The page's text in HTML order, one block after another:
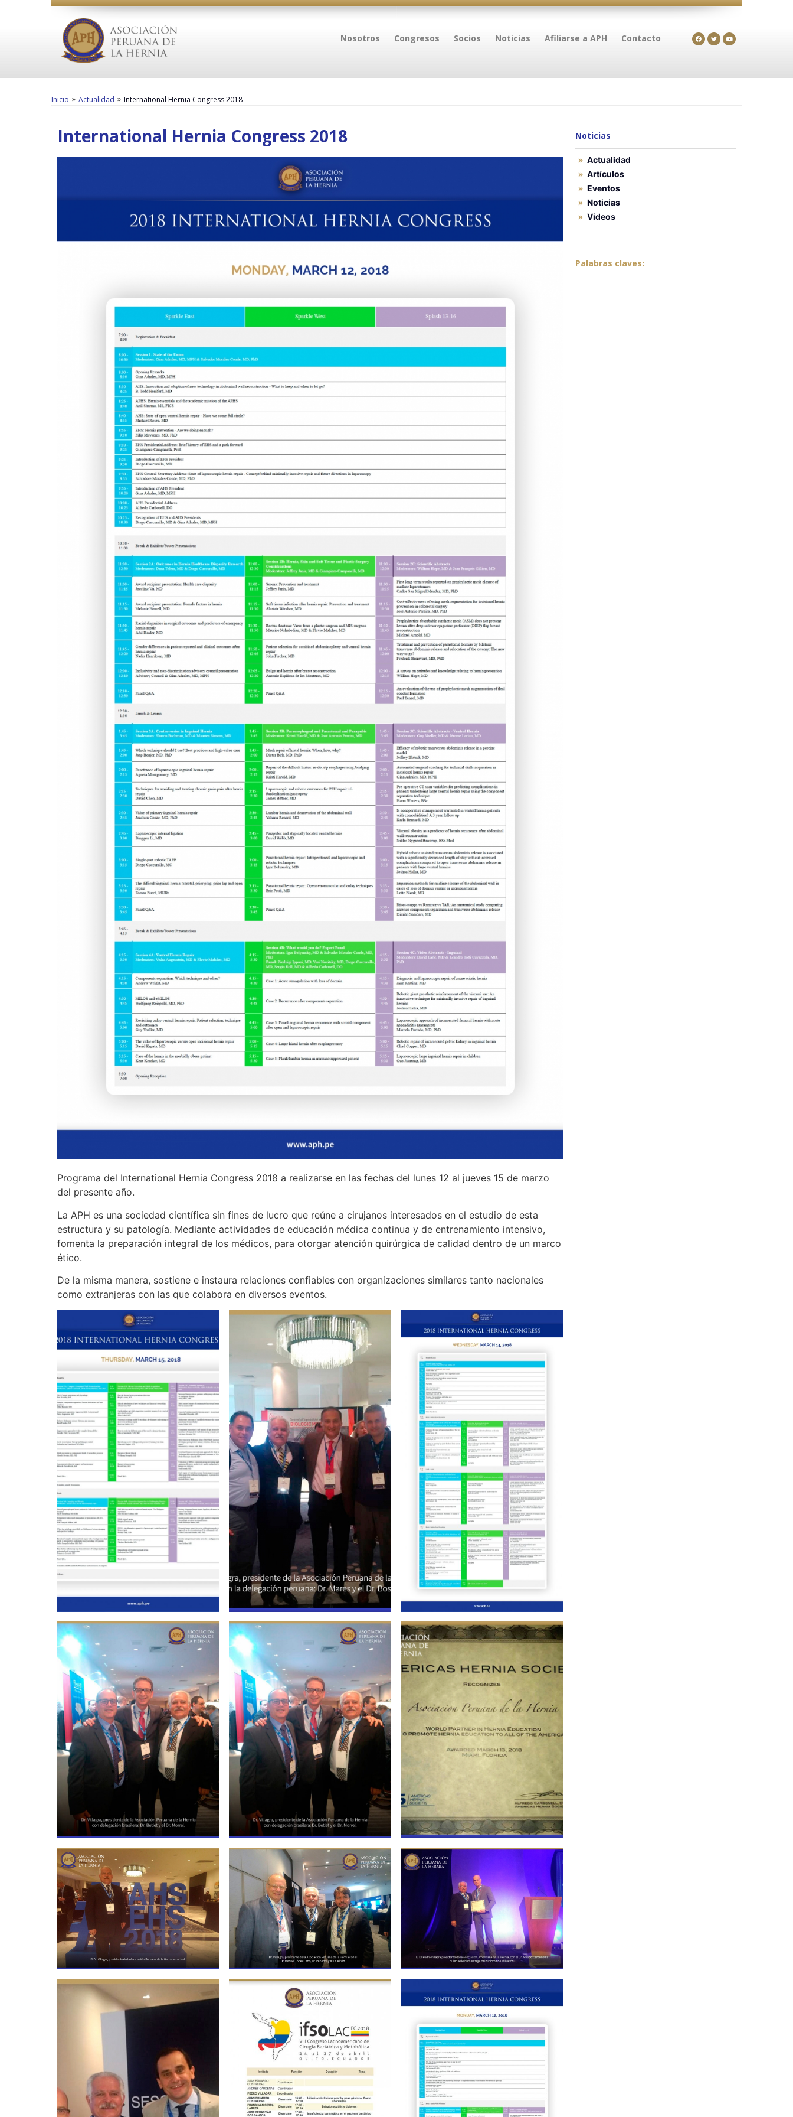
Nosotros Congresos Socios Noticias Afiliarse a APH Contacto
Inicio » Actualidad » International Hernia Congress 2018
International Hernia Congress 2018
Programa del International Hernia Congress 2018 a realizarse en las fechas del lunes 12 al jueves 15 de marzo
del presente año.
La APH es una sociedad científica sin fines de lucro que reúne a cirujanos interesados en el estudio de esta
estructura y su patología. Mediante actividades de educación médica continua y de entrenamiento intensivo,
fomenta la preparación integral de los médicos, para otorgar atención quirúrgica de calidad dentro de un marco
ético.
De la misma manera, sostiene e instaura relaciones confiables con organizaciones similares tanto nacionales
como extranjeras con las que colabora en diversos eventos.
Noticias
Actualidad
Artículos
Eventos
Noticias
Videos
Palabras claves: